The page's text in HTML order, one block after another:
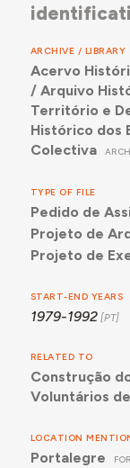
ARCHIVE / LIBRARY
Acervo
/ Arquivo
Território e
Histórico dos
Colectiva
TYPE OF FILE
Pedido de
Projeto de
Projeto de
START-END YEARS
1979-1992
RELATED TO
Construção
Voluntários
LOCATION
Portalegre